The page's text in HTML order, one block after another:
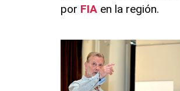
por FIA en la región.